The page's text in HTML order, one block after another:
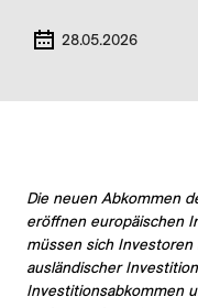
28.05.2026
Die neuen Abkommen
eröffnen europäischen
müssen sich
ausländischer
Investitionsabkommen